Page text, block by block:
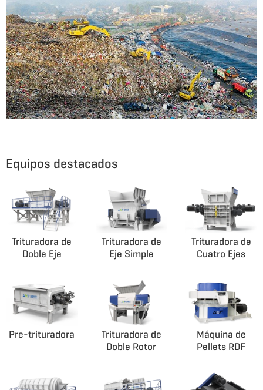
Equipos destacados
Trituradora de
Doble Eje
Trituradora de
Eje Simple
Trituradora de
Cuatro Ejes
Pre-trituradora
Trituradora de
Doble Rotor
Máquina de
Pellets RDF